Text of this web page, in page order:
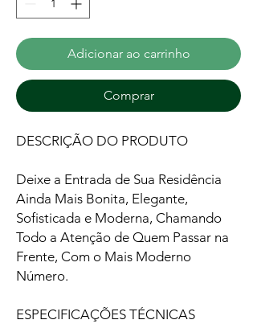
Adicionar ao carrinho
Comprar
DESCRIÇÃO DO PRODUTO
Deixe a Entrada de Sua Residência
Ainda Mais Bonita, Elegante,
Sofisticada e Moderna, Chamando
Todo a Atenção de Quem Passar na
Frente, Com o Mais Moderno
Número.
ESPECIFICAÇÕES TÉCNICAS